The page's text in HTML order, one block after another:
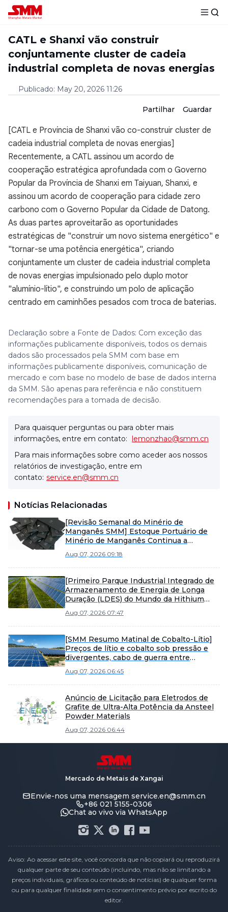
CATL e Shanxi vão construir
conjuntamente cluster de cadeia
industrial completa de novas energias
Publicado: May 20, 2026 11:26
Partilhar Guardar
[CATL e Província de Shanxi vão co-construir cluster de
cadeia industrial completa de novas energias]
Recentemente, a CATL assinou um acordo de
cooperação estratégica aprofundada com o Governo
Popular da Província de Shanxi em Taiyuan, Shanxi, e
assinou um acordo de cooperação para cidade zero
carbono com o Governo Popular da Cidade de Datong.
As duas partes aproveitarão as oportunidades
estratégicas de "construir um novo sistema energético" e
"tornar-se uma potência energética", criando
conjuntamente um cluster de cadeia industrial completa
de novas energias impulsionado pelo duplo motor
"alumínio-lítio", e construindo um polo de aplicação
centrado em caminhões pesados com troca de baterias.
Declaração sobre a Fonte de Dados: Com exceção das
informações publicamente disponíveis, todos os demais
dados são processados pela SMM com base em
informações publicamente disponíveis, comunicação de
mercado e com base no modelo de base de dados interna
da SMM. São apenas para referência e não constituem
recomendações para a tomada de decisão.
Para quaisquer perguntas ou para obter mais
informações, entre em contato: lemonzhao@smm.cn
Para mais informações sobre como aceder aos nossos
relatórios de investigação, entre em
contato: service.en@smm.cn
Notícias Relacionadas
[Revisão Semanal do Minério de
Manganês SMM] Estoque Portuário de
Minério de Manganês Continua a
Aug 07, 2026 09:18
[Primeiro Parque Industrial Integrado de
Armazenamento de Energia de Longa
Duração (LDES) do Mundo da Hithium
Aug 07, 2026 07:47
[SMM Resumo Matinal de Cobalto-Lítio]
Preços de lítio e cobalto sob pressão e
divergentes, cabo de guerra entre
consolidação do mercado de materiais.
Aug 07, 2026 06:45
Anúncio de Licitação para Eletrodos de
Grafite de Ultra-Alta Potência da Ansteel
Powder Materials
Aug 07, 2026 06:44
Mercado de Metais de Xangai
Envie-nos uma mensagem service.en@smm.cn
+86 021 5155-0306
Chat ao vivo via WhatsApp
Aviso: Ao acessar este site, você concorda que não copiará ou reproduzirá
qualquer parte de seu conteúdo (incluindo, mas não se limitando a
preços individuais, gráficos ou conteúdo de notícias) de qualquer forma
ou para qualquer finalidade sem o consentimento prévio por escrito do
editor.